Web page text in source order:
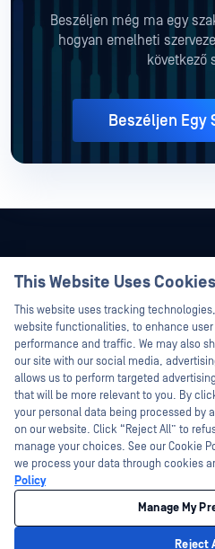
Beszéljen még ma egy
hogyan emelheti
következő
Beszéljen Egy
©2026 OPSWAT . Minden jog fenntartva.
MetaAccess, az OPSWAT , Trust no File.
World's Critical Infrastructure, Deep CDR™
DFI, RetroHunt, Deep File Inspection és Join
harmadik felek védjegyei a megfelelő
Adatvédelmi szabályzat
Az Ön
This Website Uses Cookies
This website uses tracking
website functionalities, to enhance
performance and traffic. We may also
our site with our social media,
allows us to perform targeted
that will be more relevant to you. By
your personal data being processed by
on our website. Click “Reject All” to
manage your choices. See our Cookie
we process your data through cookies
Policy
Manage My
Reject
Hey there!
I'm Ozzy, your
How can I
today?